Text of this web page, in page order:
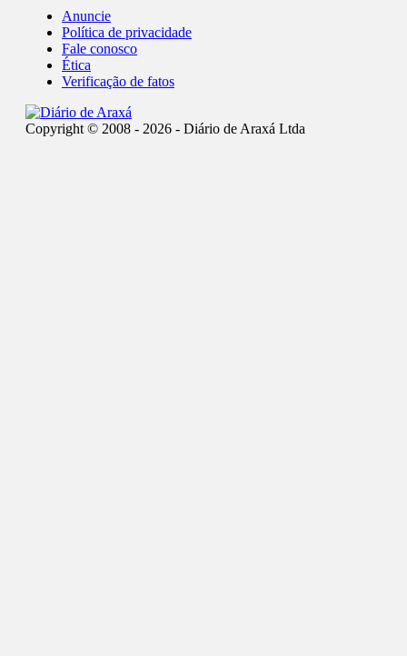
Anuncie
Política de privacidade
Fale conosco
Ética
Verificação de fatos
Copyright © 2008 - 2026 - Diário de Araxá Ltda